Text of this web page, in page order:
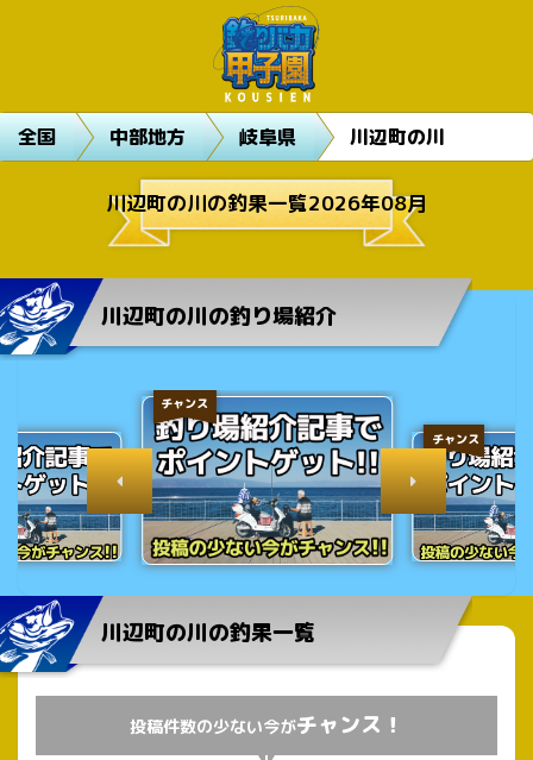
全国 中部地方 岐阜県 川辺町の川
川辺町の川の釣果一覧2026年08月
川辺町の川の釣り場紹介
チャンス
チャンス
川辺町の川の釣果一覧
投稿件数の少ない今がチャンス！